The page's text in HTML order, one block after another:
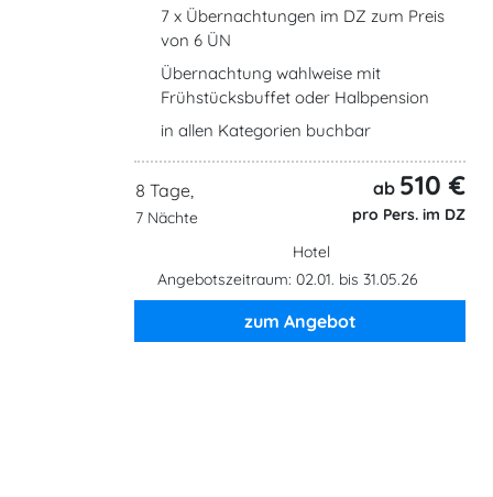
7 x Übernachtungen im DZ zum Preis
von 6 ÜN
Übernachtung wahlweise mit
Frühstücksbuffet oder Halbpension
in allen Kategorien buchbar
8 Tage,
7 Nächte
ab 510 €
pro Pers. im DZ
Hotel
Angebotszeitraum: 02.01. bis 31.05.26
zum Angebot